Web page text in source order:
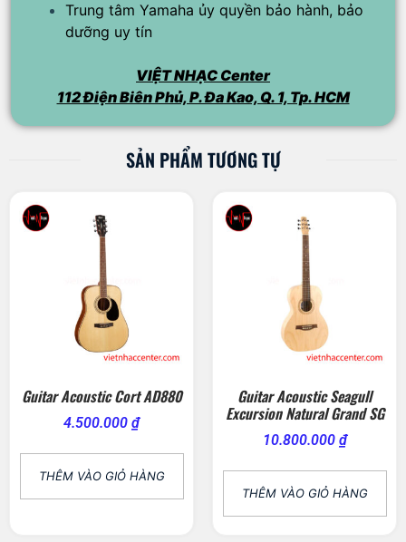
Trung tâm Yamaha ủy quyền bảo hành, bảo
dưỡng uy tín
VIỆT NHẠC Center
112 Điện Biên Phủ, P. Đa Kao, Q. 1, Tp. HCM
SẢN PHẨM TƯƠNG TỰ
Guitar Acoustic Cort AD880
4.500.000 ₫
THÊM VÀO GIỎ HÀNG
Guitar Acoustic Seagull
Excursion Natural Grand SG
10.800.000 ₫
THÊM VÀO GIỎ HÀNG